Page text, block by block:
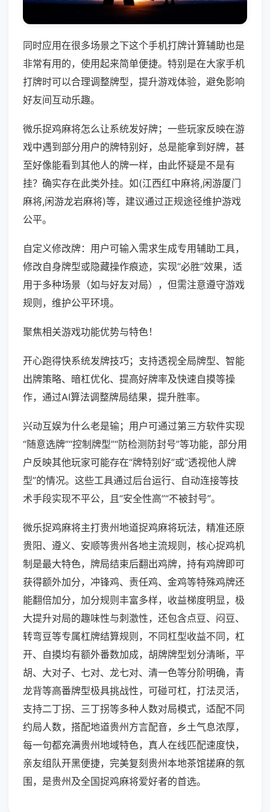
同时应用在很多场景之下这个手机打牌计算辅助也是
非常有用的，使用起来简单便捷。特别是在大家手机
打牌时可以合理调整牌型，提升游戏体验，避免影响
好友间互动乐趣。
微乐捉鸡麻将怎么让系统发好牌；一些玩家反映在游
戏中遇到部分用户的牌特别好，总是能拿到好牌，甚
至好像能看到其他人的牌一样，由此怀疑是不是有
挂？确实存在此类外挂。如(江西红中麻将,闲游厦门
麻将,闲游龙岩麻将)等，建议通过正规途径维护游戏
公平。
自定义修改牌：用户可输入需求生成专用辅助工具，
修改自身牌型或隐藏操作痕迹，实现“必胜”效果，适
用于多种场景（如与好友对局），但需注意遵守游戏
规则，维护公平环境。
聚焦相关游戏功能优势与特色！
开心跑得快系统发牌技巧；支持透视全局牌型、智能
出牌策略、暗杠优化、提高好牌率及快速自摸等操
作，通过AI算法调整牌局结果，提升胜率。
兴动互娱为什么老是输；用户可通过第三方软件实现
“随意选牌”“控制牌型”“防检测防封号”等功能，部分用
户反映其他玩家可能存在“牌特别好”或“透视他人牌
型”的情况。这些工具通过后台运行、自动连接等技
术手段实现不平公，且“安全性高”“不被封号”。
微乐捉鸡麻将主打贵州地道捉鸡麻将玩法，精准还原
贵阳、遵义、安顺等贵州各地主流规则，核心捉鸡机
制是最大特色，牌局结束后翻出鸡牌，持有鸡牌即可
获得额外加分，冲锋鸡、责任鸡、金鸡等特殊鸡牌还
能翻倍加分，加分规则丰富多样，收益梯度明显，极
大提升对局的趣味性与刺激性，还包含点豆、闷豆、
转弯豆等专属杠牌结算规则，不同杠型收益不同，杠
开、自摸均有额外番数加成，胡牌牌型划分清晰，平
胡、大对子、七对、龙七对、清一色等分阶明确，青
龙背等高番牌型极具挑战性，可碰可杠，打法灵活，
支持二丁拐、三丁拐等多种人数对局模式，适配不同
约局人数，搭配地道贵州方言配音，乡土气息浓厚，
每一句都充满贵州地域特色，真人在线匹配速度快，
亲友组队开黑便捷，完美复刻贵州本地茶馆搓麻的氛
围，是贵州及全国捉鸡麻将爱好者的首选。